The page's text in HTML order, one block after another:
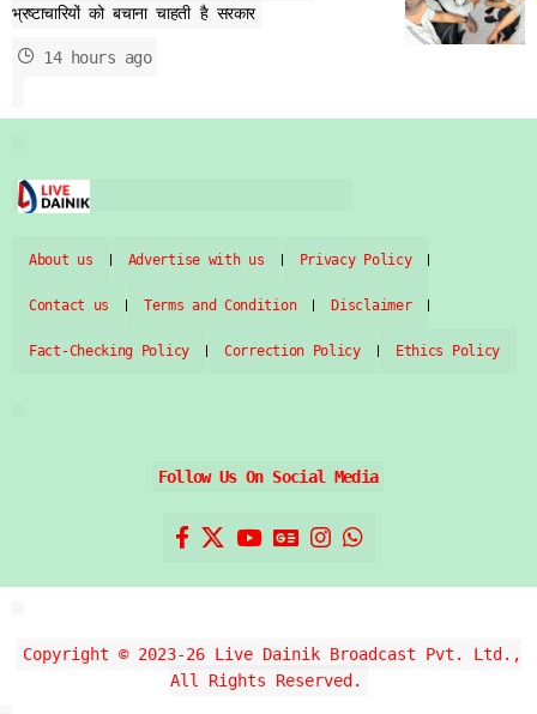
भ्रष्टाचारियों को बचाना चाहती है सरकार
14 hours ago
About us Advertise with us Privacy Policy
Contact us Terms and Condition Disclaimer
Fact-Checking Policy Correction Policy Ethics Policy
Follow Us On Social Media
Copyright © 2023-26 Live Dainik Broadcast Pvt. Ltd.,
All Rights Reserved.